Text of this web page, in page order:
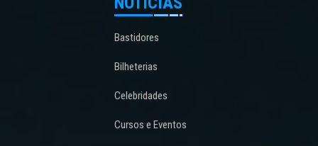
Bastidores
Bilheterias
Celebridades
Cursos e Eventos